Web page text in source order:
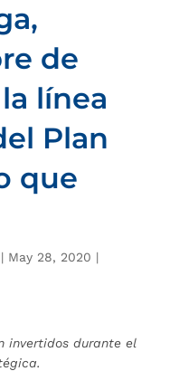
de
línea
Plan
que
| May 28, 2020 |
invertidos durante el